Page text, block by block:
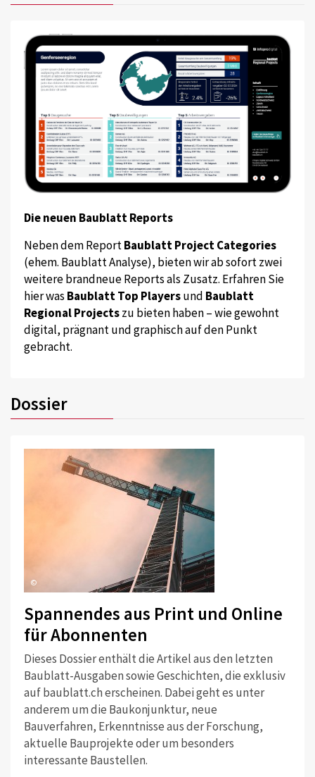
Die neuen Baublatt Reports
Neben dem ReportBaublatt Project Categories
(ehem. Baublatt Analyse), bieten wir ab sofort zwei
weitere brandneue Reports als Zusatz. Erfahren Sie
hier was Baublatt Top Playersund Baublatt
Regional Projectszu bieten haben – wie gewohnt
digital, prägnant und graphisch auf den Punkt
gebracht.
Dossier
©
Spannendes aus Print und Online
für Abonnenten
Dieses Dossier enthält die Artikel aus den letzten
Baublatt-Ausgaben sowie Geschichten, die exklusiv
auf baublatt.ch erscheinen. Dabei geht es unter
anderem um die Baukonjunktur, neue
Bauverfahren, Erkenntnisse aus der Forschung,
aktuelle Bauprojekte oder um besonders
interessante Baustellen.